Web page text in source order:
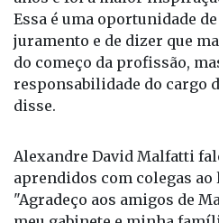
juramento e de dizer que
do começo da profissão,
responsabilidade do cargo
aprendidos com colegas ao
"Agradeço aos amigos de
meu gabinete e minha
pessoa mais importante